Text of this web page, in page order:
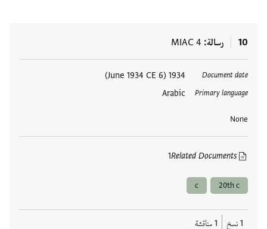
10 رسالة MIAC 4
Document date
1934 (6 June 1934 CE)
Primary language
Arabic
None
Related Documents
1
العلامات
20th c
c
1 نسخ 1 مناقشة